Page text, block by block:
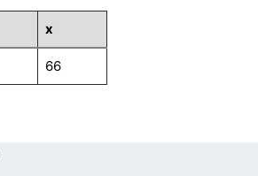
x
66